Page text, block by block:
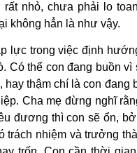
rất nhỏ, chưa phải lo
không hẳn là như vậy.
lực trong việc định
Có thể con đang buồn
hay thậm chí là con đang
Cha mẹ đừng nghĩ
đương thì con sẽ ổn,
trách nhiệm và trưởng